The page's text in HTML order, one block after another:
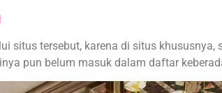
situs tersebut, karena di situs khususnya,
pun belum masuk dalam daftar